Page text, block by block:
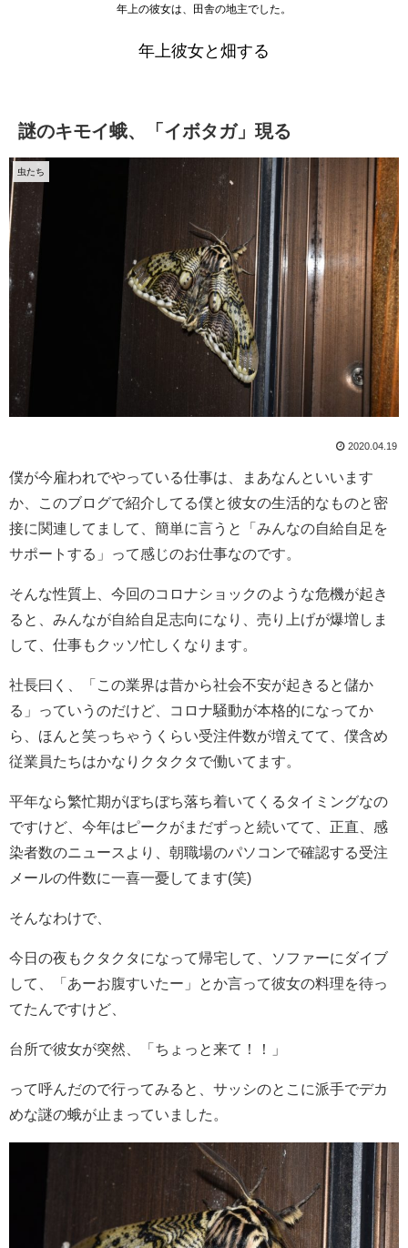
年上の彼女は、田舎の地主でした。
年上彼女と畑する
謎のキモイ蛾、「イボタガ」現る
虫たち
2020.04.19
僕が今雇われでやっている仕事は、まあなんといいます
か、このブログで紹介してる僕と彼女の生活的なものと密
接に関連してまして、簡単に言うと「みんなの自給自足を
サポートする」って感じのお仕事なのです。
そんな性質上、今回のコロナショックのような危機が起き
ると、みんなが自給自足志向になり、売り上げが爆増しま
して、仕事もクッソ忙しくなります。
社長曰く、「この業界は昔から社会不安が起きると儲か
る」っていうのだけど、コロナ騒動が本格的になってか
ら、ほんと笑っちゃうくらい受注件数が増えてて、僕含め
従業員たちはかなりクタクタで働いてます。
平年なら繁忙期がぼちぼち落ち着いてくるタイミングなの
ですけど、今年はピークがまだずっと続いてて、正直、感
染者数のニュースより、朝職場のパソコンで確認する受注
メールの件数に一喜一憂してます(笑)
そんなわけで、
今日の夜もクタクタになって帰宅して、ソファーにダイブ
して、「あーお腹すいたー」とか言って彼女の料理を待っ
てたんですけど、
台所で彼女が突然、「ちょっと来て！！」
って呼んだので行ってみると、サッシのとこに派手でデカ
めな謎の蛾が止まっていました。